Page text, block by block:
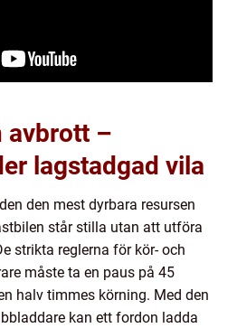
avbrott –
lagstadgad vila
den mest dyrbara resursen
står stilla utan att utföra
strikta reglerna för kör- och
måste ta en paus på 45
halv timmes körning. Med den
kan ett fordon ladda